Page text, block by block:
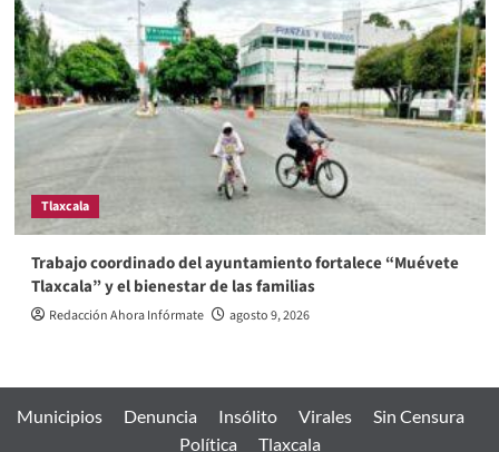
Tlaxcala
Trabajo coordinado del ayuntamiento fortalece “Muévete
Tlaxcala” y el bienestar de las familias
Redacción Ahora Infórmate agosto 9, 2026
Municipios Denuncia Insólito Virales
Sin Censura
Política
Tlaxcala